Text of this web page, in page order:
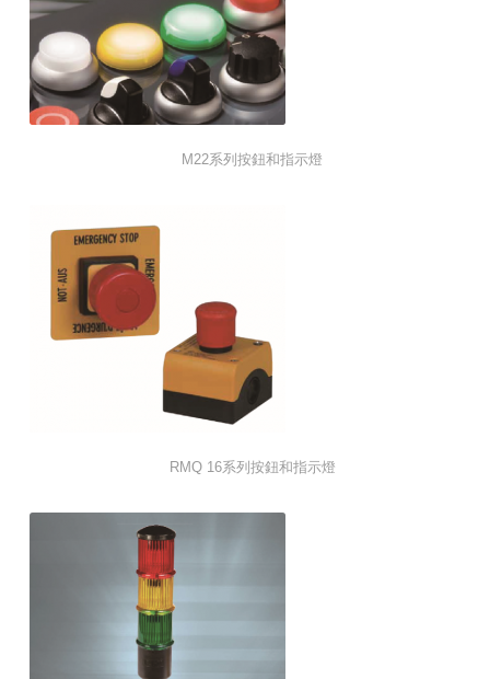
M22系列按鈕和指示燈
RMQ 16系列按鈕和指示燈